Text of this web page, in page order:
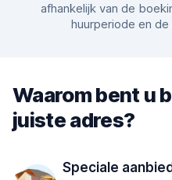
afhankelijk van de
huurperiode en
Waarom bent u
juiste adres?
Speciale